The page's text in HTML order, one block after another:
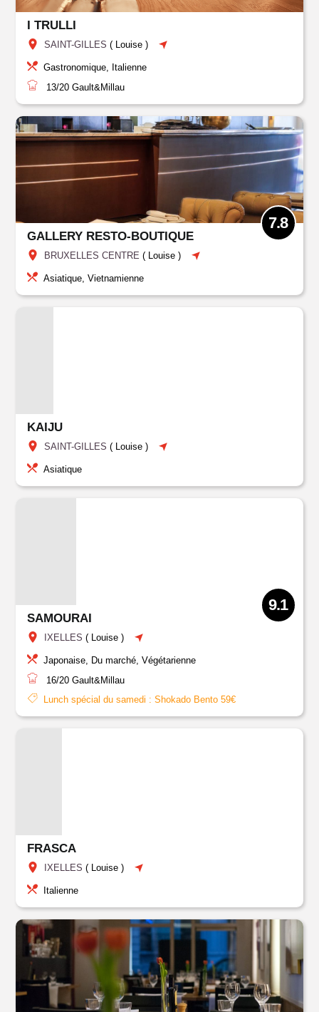
I TRULLI
SAINT-GILLES ( Louise )
Gastronomique, Italienne
13/20 Gault&Millau
GALLERY RESTO-BOUTIQUE
BRUXELLES CENTRE ( Louise )
7.8
Asiatique, Vietnamienne
KAIJU
SAINT-GILLES ( Louise )
Asiatique
SAMOURAI
IXELLES ( Louise )
9.1
Japonaise, Du marché, Végétarienne
16/20 Gault&Millau
Lunch spécial du samedi : Shokado Bento 59€
FRASCA
IXELLES ( Louise )
Italienne